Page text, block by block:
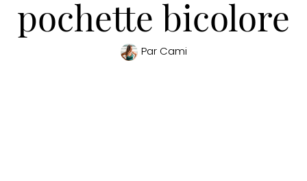
pochette bicolore
Par Cami